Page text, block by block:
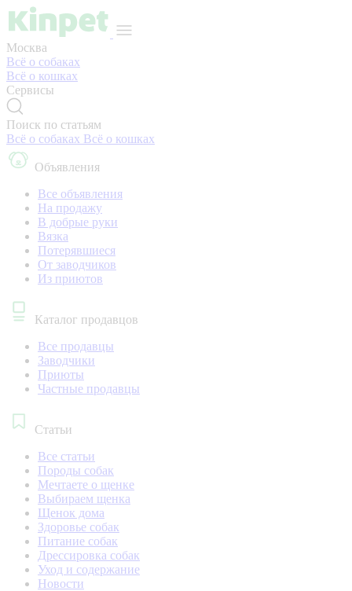
Москва
Всё о собаках
Всё о кошках
Сервисы
Поиск по статьям
Всё о собаках Всё о кошках
Объявления
Все объявления
На продажу
В добрые руки
Вязка
Потерявшиеся
От заводчиков
Из приютов
Каталог продавцов
Все продавцы
Заводчики
Приюты
Частные продавцы
Статьи
Все статьи
Породы собак
Мечтаете о щенке
Выбираем щенка
Щенок дома
Здоровье собак
Питание собак
Дрессировка собак
Уход и содержание
Новости